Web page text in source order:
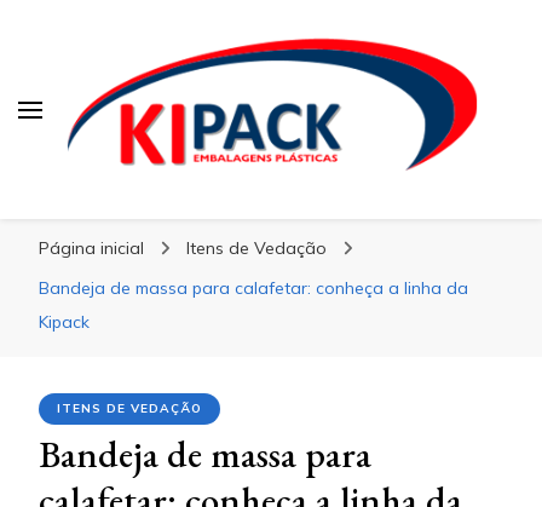
Página inicial
Itens de Vedação
Bandeja de massa para calafetar: conheça a linha da
Kipack
ITENS DE VEDAÇÃO
Bandeja de massa para